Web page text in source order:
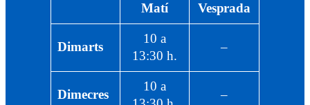
Matí Vesprada
Dimarts
10 a
13:30 h.
–
Dimecres
10 a
–